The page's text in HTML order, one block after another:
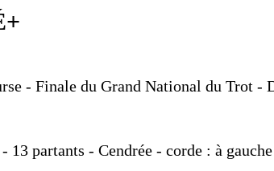
- Finale du Grand National du Trot -
partants - Cendrée - corde : à